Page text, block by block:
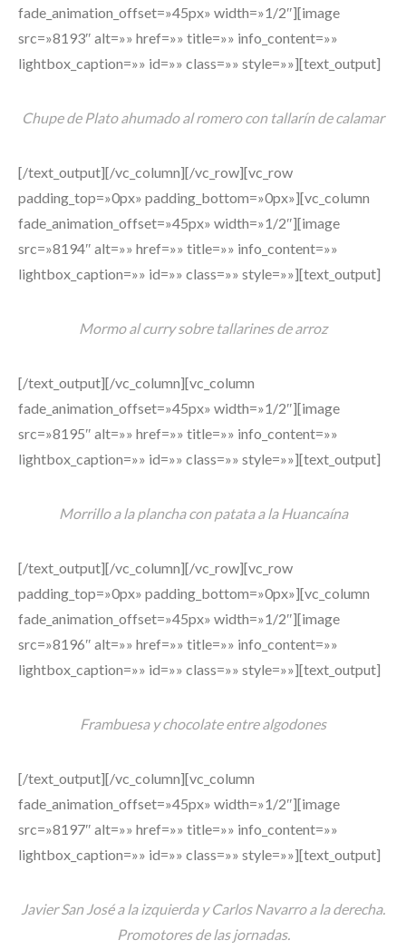
fade_animation_offset=»45px» width=»1/2″][image
src=»8193″ alt=»» href=»» title=»» info_content=»»
lightbox_caption=»» id=»» class=»» style=»»][text_output]
Chupe de Plato ahumado al romero con tallarín de calamar
[/text_output][/vc_column][/vc_row][vc_row
padding_top=»0px» padding_bottom=»0px»][vc_column
fade_animation_offset=»45px» width=»1/2″][image
src=»8194″ alt=»» href=»» title=»» info_content=»»
lightbox_caption=»» id=»» class=»» style=»»][text_output]
Mormo al curry sobre tallarines de arroz
[/text_output][/vc_column][vc_column
fade_animation_offset=»45px» width=»1/2″][image
src=»8195″ alt=»» href=»» title=»» info_content=»»
lightbox_caption=»» id=»» class=»» style=»»][text_output]
Morrillo a la plancha con patata a la Huancaína
[/text_output][/vc_column][/vc_row][vc_row
padding_top=»0px» padding_bottom=»0px»][vc_column
fade_animation_offset=»45px» width=»1/2″][image
src=»8196″ alt=»» href=»» title=»» info_content=»»
lightbox_caption=»» id=»» class=»» style=»»][text_output]
Frambuesa y chocolate entre algodones
[/text_output][/vc_column][vc_column
fade_animation_offset=»45px» width=»1/2″][image
src=»8197″ alt=»» href=»» title=»» info_content=»»
lightbox_caption=»» id=»» class=»» style=»»][text_output]
Javier San José a la izquierda y Carlos Navarro a la derecha.
Promotores de las jornadas.